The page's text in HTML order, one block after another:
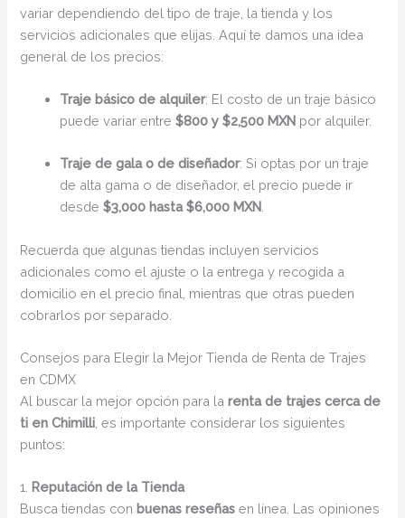
variar dependiendo del tipo de traje, la tienda y los
servicios adicionales que elijas. Aquí te damos una idea
general de los precios:
Traje básico de alquiler: El costo de un traje básico
puede variar entre$800 y $2,500 MXN por alquiler.
Traje de gala o de diseñador: Si optas por un traje
de alta gama o de diseñador, el precio puede ir
desde$3,000 hasta $6,000 MXN
Recuerda que algunas tiendas incluyen servicios
adicionales como el ajuste o la entrega y recogida a
domicilio en el precio final, mientras que otras pueden
cobrarlos por separado.
Consejos para Elegir la Mejor Tienda de Renta de Trajes
en CDMX
Al buscar la mejor opción para larenta de trajes cerca de
ti en Chimilli , es importante considerar los siguientes
puntos:
1. Reputación de la Tienda
Busca tiendas con buenas reseñas en línea. Las opiniones